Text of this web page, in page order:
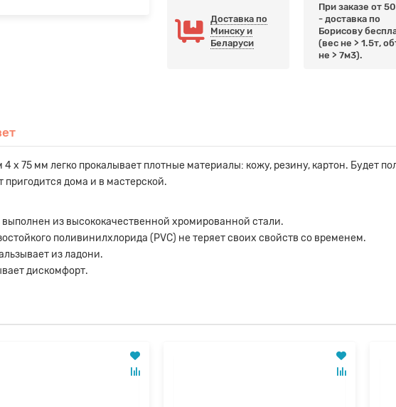
Доставка по
Минску и
Беларуси
При заказе от
- доставка по
Борисову
(вес не > 1.5т,
не > 7м3).
х 75 мм легко прокалывает плотные материалы: кожу, резину, картон. Будет
дома и в мастерской.
из высококачественной хромированной стали.
поливинилхлорида (PVC) не теряет своих свойств со временем.
из ладони.
дискомфорт.